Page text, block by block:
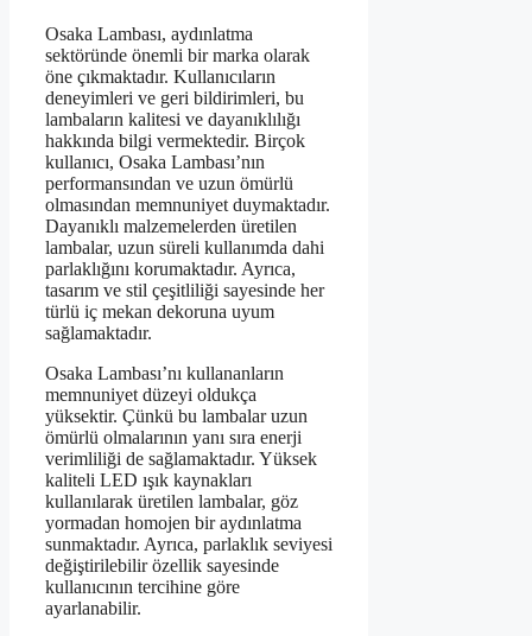
Osaka Lambası, aydınlatma
sektöründe önemli bir marka olarak
öne çıkmaktadır. Kullanıcıların
deneyimleri ve geri bildirimleri, bu
lambaların kalitesi ve dayanıklılığı
hakkında bilgi vermektedir. Birçok
kullanıcı, Osaka Lambası’nın
performansından ve uzun ömürlü
olmasından memnuniyet duymaktadır.
Dayanıklı malzemelerden üretilen
lambalar, uzun süreli kullanımda dahi
parlaklığını korumaktadır. Ayrıca,
tasarım ve stil çeşitliliği sayesinde her
türlü iç mekan dekoruna uyum
sağlamaktadır.
Osaka Lambası’nı kullananların
memnuniyet düzeyi oldukça
yüksektir. Çünkü bu lambalar uzun
ömürlü olmalarının yanı sıra enerji
verimliliği de sağlamaktadır. Yüksek
kaliteli LED ışık kaynakları
kullanılarak üretilen lambalar, göz
yormadan homojen bir aydınlatma
sunmaktadır. Ayrıca, parlaklık seviyesi
değiştirilebilir özellik sayesinde
kullanıcının tercihine göre
ayarlanabilir.